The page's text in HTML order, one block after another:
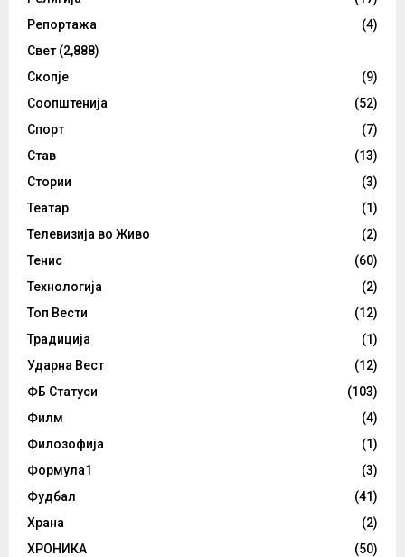
Репортажа
(4)
Свет (2,888)
Скопје
(9)
Соопштенија
(52)
Спорт
(7)
Став
(13)
Стории
(3)
Театар
(1)
Телевизија во Живо
(2)
Тенис
(60)
Технологија
(2)
Топ Вести
(12)
Традиција
(1)
Ударна Вест
(12)
ФБ Статуси
(103)
Филм
(4)
Филозофија
(1)
Формула1
(3)
Фудбал
(41)
Храна
(2)
ХРОНИКА
(50)